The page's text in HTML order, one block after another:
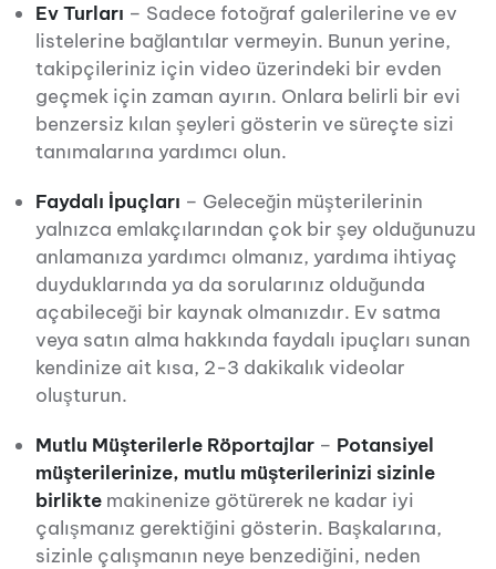
Ev Turları – Sadece fotoğraf galerilerine ve ev
listelerine bağlantılar vermeyin. Bunun yerine,
takipçileriniz için video üzerindeki bir evden
geçmek için zaman ayırın. Onlara belirli bir evi
benzersiz kılan şeyleri gösterin ve süreçte sizi
tanımalarına yardımcı olun.
Faydalı İpuçları – Geleceğin müşterilerinin
yalnızca emlakçılarından çok bir şey olduğunuzu
anlamanıza yardımcı olmanız, yardıma ihtiyaç
duyduklarında ya da sorularınız olduğunda
açabileceği bir kaynak olmanızdır. Ev satma
veya satın alma hakkında faydalı ipuçları sunan
kendinize ait kısa, 2-3 dakikalık videolar
oluşturun.
Mutlu Müşterilerle Röportajlar – Potansiyel
müşterilerinize, mutlu müşterilerinizi sizinle
birlikte makinenize götürerek ne kadar iyi
çalışmanız gerektiğini gösterin. Başkalarına,
sizinle çalışmanın neye benzediğini, neden